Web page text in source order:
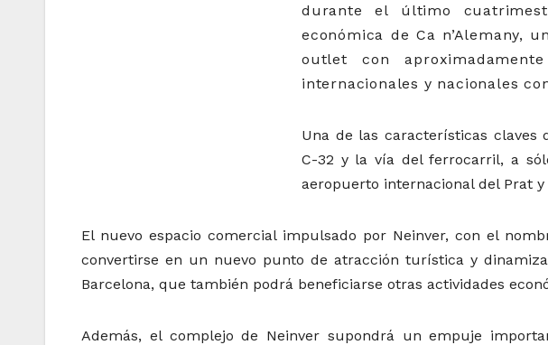
durante el último
económica de Ca n’Alemany,
outlet con
internacionales y nacionales
Una de las características claves
C-32 y la vía del ferrocarril, a
aeropuerto internacional del Prat
El nuevo espacio comercial impulsado por Neinver, con el
convertirse en un nuevo punto de atracción turística y
Barcelona, ​​que también podrá beneficiarse otras actividades
Además, el complejo de Neinver supondrá un empuje